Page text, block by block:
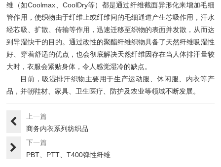
维（如Coolmax、CoolDry等）都是通过纤维截面异形化来增加毛细
管作用，使织物由于纤维上或纤维间的毛细通道产生芯吸作用，汗水
经芯吸、扩散、传输等作用，迅速迁移至织物的表面并发散，从而达
到导湿快干的目的。通过改性的聚酯纤维织物具备了天然纤维吸湿性
好、穿着舒适的优点，也会彻底解决天然纤维因存在当人体排汗量较
大时，衣服会紧贴身体，令人感觉湿冷的缺点。
目前，吸湿排汗织物主要用于生产运动服、休闲服、内衣等产
品，并朝鞋材、家具、卫生医疗、防护及农业等领域不断发展。
上一篇
商务内衣系列纺织品
下一篇
PBT、PTT、T400弹性纤维